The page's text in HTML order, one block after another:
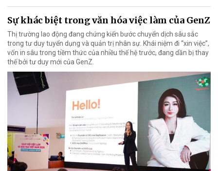
Sự khác biệt trong văn hóa việc làm của GenZ
Thị trường lao động đang chứng kiến bước chuyển dịch sâu sắc
trong tư duy tuyển dụng và quản trị nhân sự. Khái niệm đi “xin việc”,
vốn in sâu trong tiềm thức của nhiều thế hệ trước, đang dần bị thay
thế bởi tư duy mới của GenZ.